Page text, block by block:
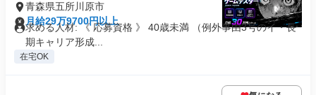
青森県五所川原市
月給29万9700円以上
求める人材: 《 応募資格 》 40歳未満 （例外事由3号のイ・長
期キャリア形成...
在宅OK